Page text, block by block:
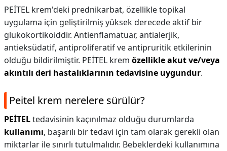
PEİTEL krem'deki prednikarbat, özellikle topikal
uygulama için geliştirilmiş yüksek derecede aktif bir
glukokortikoiddir. Antienflamatuar, antialerjik,
antieksüdatif, antiproliferatif ve antipruritik etkilerinin
olduğu bildirilmiştir. PEİTEL krem özellikle akut ve/veya
akıntılı deri hastalıklarının tedavisine uygundur.
Peitel krem nerelere sürülür?
PEİTELtedavisinin kaçınılmaz olduğu durumlarda
kullanımı, başarılı bir tedavi için tam olarak gerekli olan
miktarlar ile sınırlı tutulmalıdır. Bebeklerdeki kullanımına